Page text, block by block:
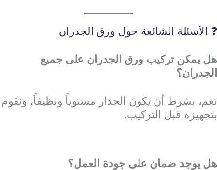
❓ الأسئلة الشائعة حول ورق الجدران
هل يمكن تركيب ورق الجدران على جميع
الجدران؟
نعم، بشرط أن يكون الجدار مستوياً ونظيفاً، ونقوم
بتجهيزه قبل التركيب.
هل يوجد ضمان على جودة العمل؟